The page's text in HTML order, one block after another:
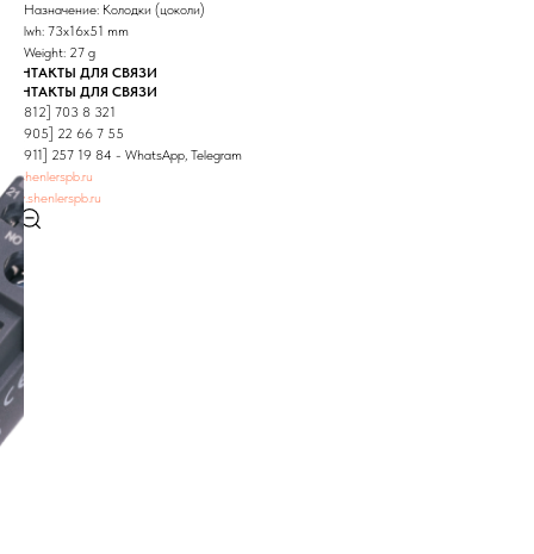
Назначение: Колодки (цоколи)
lwh: 73x16x51 mm
Weight: 27 g
КОНТАКТЫ ДЛЯ СВЯЗИ
КОНТАКТЫ ДЛЯ СВЯЗИ
+7 [812] 703 8 321
+7 [905] 22 66 7 55
+7 [911] 257 19 84 - WhatsApp, Telegram
z@shenlerspb.ru
www.shenlerspb.ru